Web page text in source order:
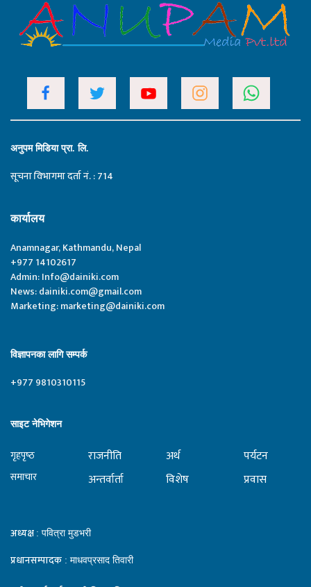
अनुपम मिडिया प्रा. लि.
सूचना विभागमा दर्ता नं. : 714
कार्यालय
Anamnagar, Kathmandu, Nepal
+977 14102617
Admin:Info@dainiki.com
News:dainiki.com@gmail.com
Marketing:marketing@dainiki.com
विज्ञापनका लागि सम्पर्क
+977 9810310115
साइट नेभिगेशन
गृहपृष्‍ठ
समाचार
राजनीति
अन्तर्वार्ता
अर्थ
विशेष
पर्यटन
प्रवास
अध्यक्ष : पवित्रा मुडभरी
प्रधानसम्पादक : माधवप्रसाद तिवारी